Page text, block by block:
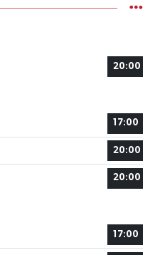
20:00
17:00
20:00
20:00
17:00